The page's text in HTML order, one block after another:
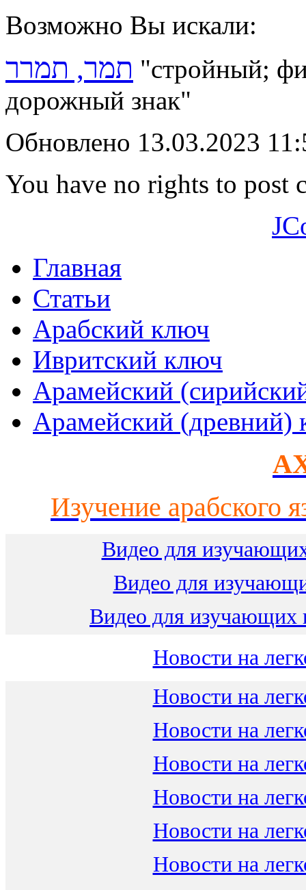
Возможно Вы искали:
תמר, תמרר "стройный;
дорожный знак"
Обновлено 13.03.2023
You have no rights to post
Главная
Статьи
Арабский ключ
Ивритский ключ
Арамейский
Арамейский (древний)
Изучение арабского
Видео для
Видео для
Видео для изучающих
Новости на
Новости на
Новости на
Новости на
Новости на
Новости на
Новости на